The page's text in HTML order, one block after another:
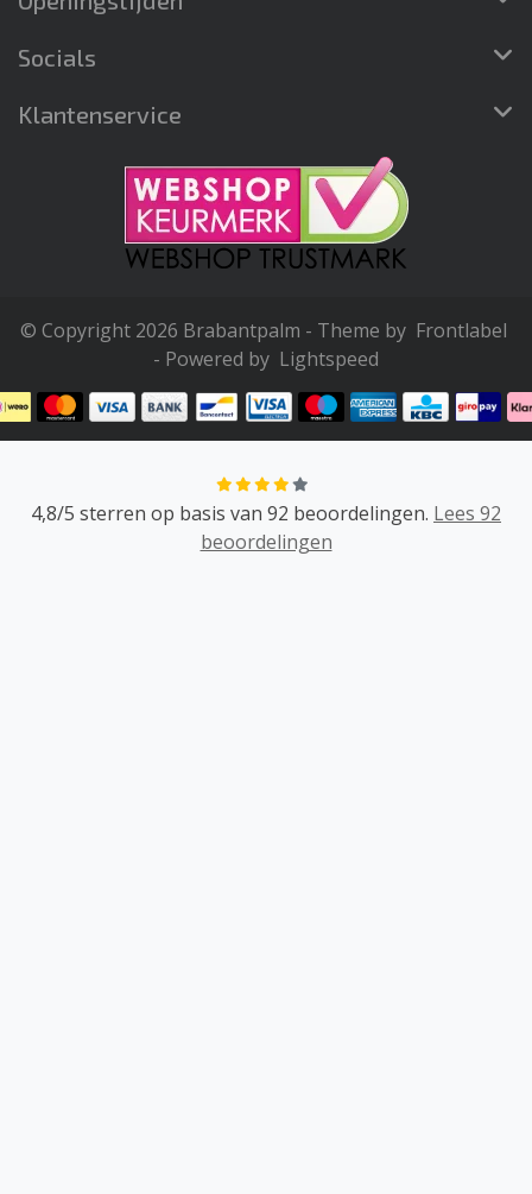
Socials
Klantenservice
© Copyright 2026 Brabantpalm - Theme by Frontlabel
- Powered by Lightspeed
4,8/5 sterren op basis van 92 beoordelingen. Lees 92
beoordelingen